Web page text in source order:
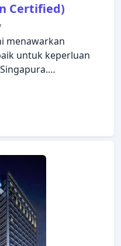
Certified)
menawarkan
untuk keperluan
dan layanan, hotel
butuhkan untuk
gratis di semua
barang,
parkir mobil ada
Setiap kamar
dengan
menawarkan
yang ramah, fasilitas
semua yang
tiga alasan utama
Hotel.